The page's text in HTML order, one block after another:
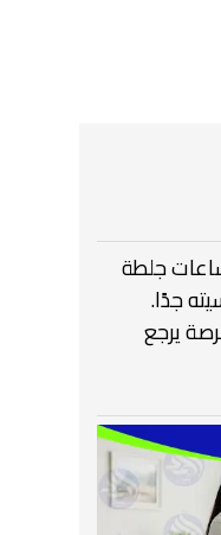
جلطة
جدًا.
يرجع